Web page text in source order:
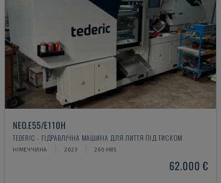
NEO.E55/E110H
TEDERIC - ГІДРАВЛІЧНА МАШИНА ДЛЯ ЛИТТЯ ПІД ТИСКОМ
НІМЕЧЧИНА 2023 260 HRS
62.000 €